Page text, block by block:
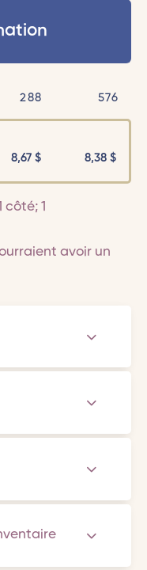
288 576
8,67$ 8,38$
côté; 1
avoir un